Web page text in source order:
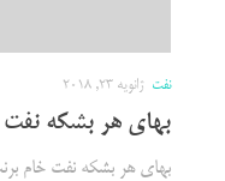
نفت ژانویه 23, 2018
بهای هر بشکه نفت خام برنت